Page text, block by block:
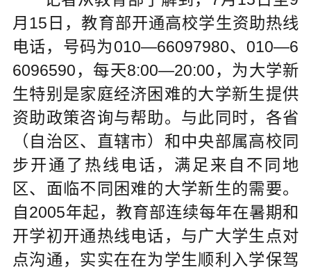
月15日，教育部开通高校学生资助热线
电话，号码为010—66097980、010—6
6096590，每天8:00—20:00，为大学新
生特别是家庭经济困难的大学新生提供
资助政策咨询与帮助。与此同时，各省
（自治区、直辖市）和中央部属高校同
步开通了热线电话，满足来自不同地
区、面临不同困难的大学新生的需要。
自2005年起，教育部连续每年在暑期和
开学初开通热线电话，与广大学生点对
点沟通，实实在在为学生顺利入学保驾